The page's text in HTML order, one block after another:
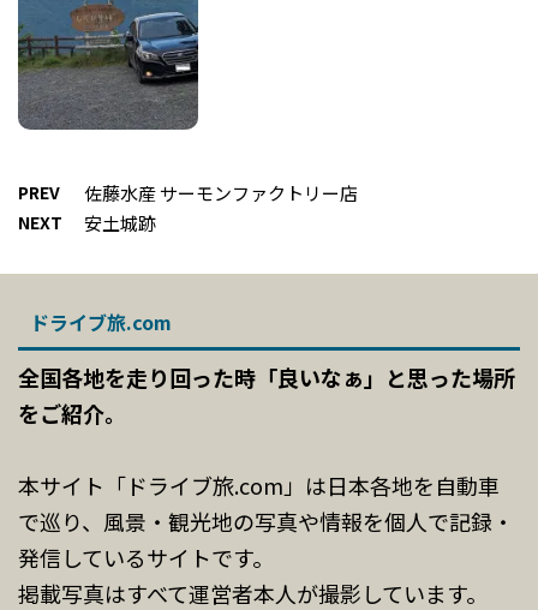
PREV 佐藤水産 サーモンファクトリー店
NEXT 安土城跡
ドライブ旅.com
全国各地を走り回った時「良いなぁ」と思った場所
をご紹介。
本サイト「ドライブ旅.com」は日本各地を自動車
で巡り、風景・観光地の写真や情報を個人で記録・
発信しているサイトです。
掲載写真はすべて運営者本人が撮影しています。